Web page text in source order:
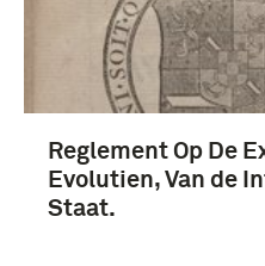
Koninklijk
Koninklijke
Reglement Op De
Evolutien, Van de
Staat.